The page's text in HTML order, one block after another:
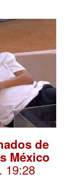
de
México
. 19:28